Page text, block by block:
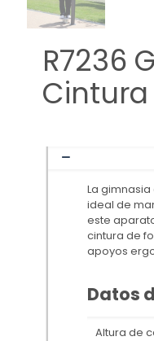
R7236
Cintura
La
ideal de
este
cintura de
apoyos
Datos
Altura de